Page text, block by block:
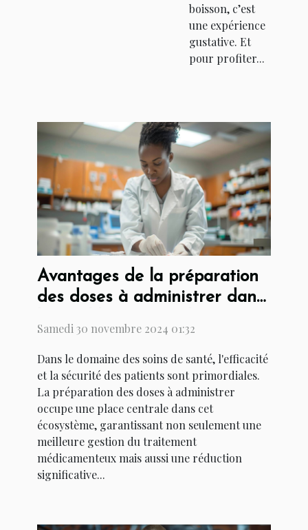
boisson, c’est
une expérience
gustative. Et
pour profiter...
Avantages de la préparation
des doses à administrer dans
Samedi 30 novembre 2024 01:32
Dans le domaine des soins de santé, l'efficacité
et la sécurité des patients sont primordiales.
La préparation des doses à administrer
occupe une place centrale dans cet
écosystème, garantissant non seulement une
meilleure gestion du traitement
médicamenteux mais aussi une réduction
significative...